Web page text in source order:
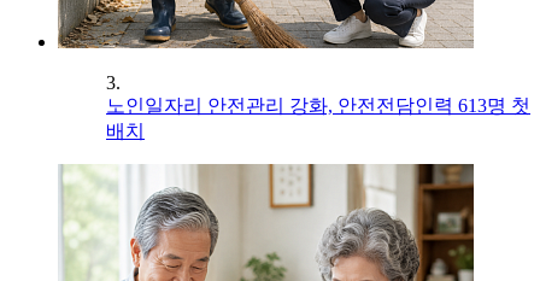
3.
노인일자리 안전관리 강화, 안전전담인력 613명 첫
배치